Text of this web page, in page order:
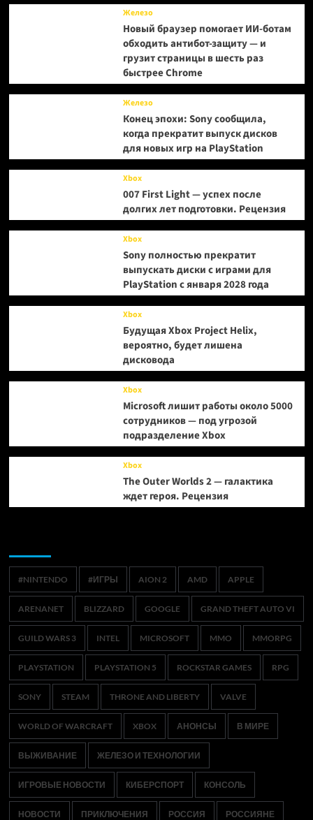
Железо
Новый браузер помогает ИИ-ботам
обходить антибот-защиту — и
грузит страницы в шесть раз
быстрее Chrome
Железо
Конец эпохи: Sony сообщила,
когда прекратит выпуск дисков
для новых игр на PlayStation
Xbox
007 First Light — успех после
долгих лет подготовки. Рецензия
Xbox
Sony полностью прекратит
выпускать диски с играми для
PlayStation с января 2028 года
Xbox
Будущая Xbox Project Helix,
вероятно, будет лишена
дисковода
Xbox
Microsoft лишит работы около 5000
сотрудников — под угрозой
подразделение Xbox
Xbox
The Outer Worlds 2 — галактика
ждет героя. Рецензия
#NINTENDO #ИГРЫ AION 2 AMD APPLE
ARENANET BLIZZARD GOOGLE GRAND THEFT AUTO VI
GUILD WARS 3 INTEL MICROSOFT MMO MMORPG
PLAYSTATION PLAYSTATION 5 ROCKSTAR GAMES RPG
SONY STEAM THRONE AND LIBERTY VALVE
WORLD OF WARCRAFT XBOX АНОНСЫ В МИРЕ
ВЫЖИВАНИЕ ЖЕЛЕЗО И ТЕХНОЛОГИИ
ИГРОВЫЕ НОВОСТИ КИБЕРСПОРТ КОНСОЛЬ
НОВОСТИ ПРИКЛЮЧЕНИЯ РОССИЯ РОССИЯНЕ